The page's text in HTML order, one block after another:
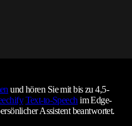
und hören Sie mit bis zu 4,5-
Text-to-Speech im Edge-
Assistent beantwortet.